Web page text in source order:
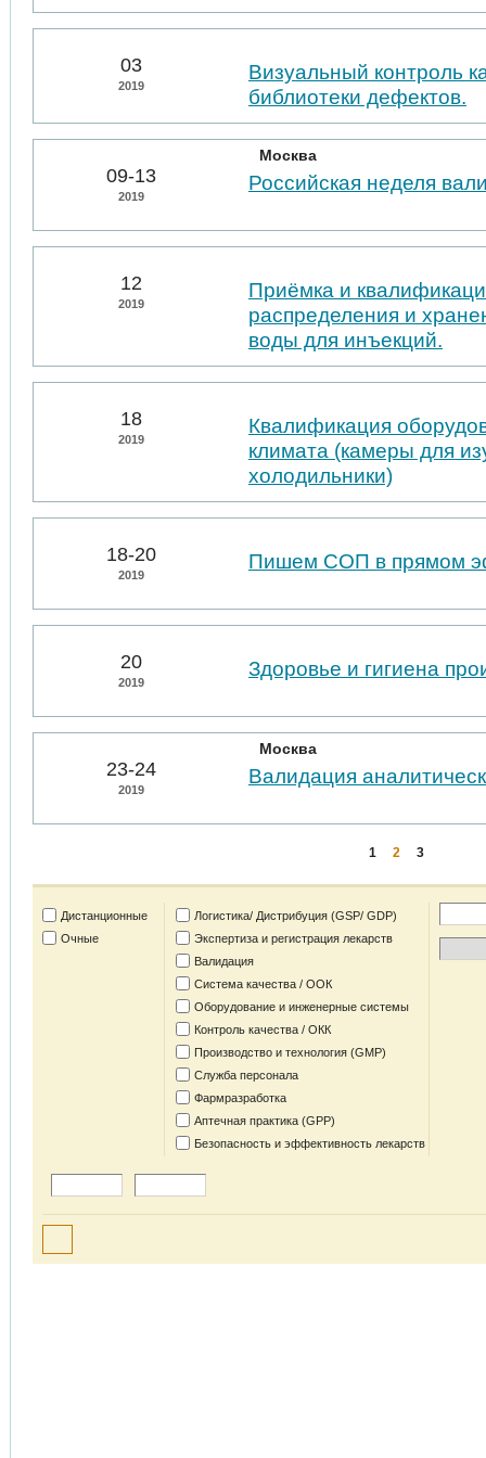
03
2019
Визуальный контроль
библиотеки дефектов.
09-13
2019
Москва
Российская неделя
12
2019
Приёмка и
распределения и
воды для инъекций.
18
2019
Квалификация
климата (камеры для
холодильники)
18-20
2019
Пишем СОП в прямом
20
2019
Здоровье и гигиена
23-24
2019
Москва
Валидация
1 2 3
Дистанционные
Очные
Логистика/ Дистрибуция (GSP/ GDP)
Экспертиза и регистрация лекарств
Валидация
Система качества / ООК
Оборудование и инженерные системы
Контроль качества / ОКК
Производство и технология (GMP)
Служба персонала
Фармразработка
Аптечная практика (GPP)
Безопасность и эффективность лекарств